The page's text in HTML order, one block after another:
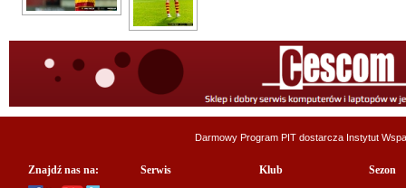
Darmowy Program PIT dostarcza Instytut
Znajdź nas na: Serwis Klub Sezon